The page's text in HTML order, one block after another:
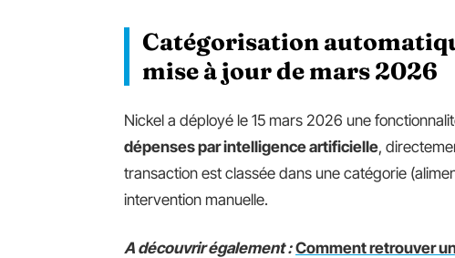
Catégorisation
mise à jour de mars 2026
Nickel a déployé le 15 mars 2026 une
dépenses par intelligence artificielle,
transaction est classée dans une catégorie
intervention manuelle.
A découvrir également : Comment retrouver